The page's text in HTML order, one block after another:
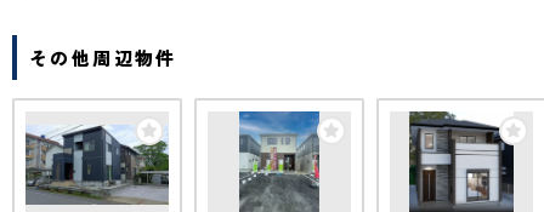
その他周辺物件